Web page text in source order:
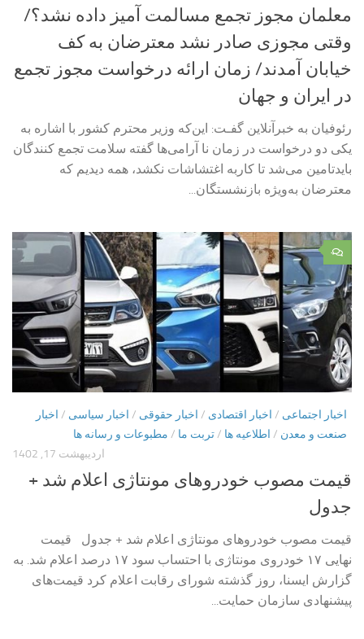
معلمان مجوز تجمع مسالمت آمیز داده نشد؟/
وقتی مجوزی صادر نشد معترضان به کف
خیابان آمدند/ زمان ارائه درخواست مجوز تجمع
در ایران و جهان
رئوفیان به خبرآنلاین گفـت: این‌که وزیر محترم کشور با اشاره به
یکی دو درخواست در زمان نا آرامی‌ها گفته سلامت تجمع کنندگان
بایدتامین می‌شد تا کاربه اغتشاشات نکشد، همه دیدیم که
معترضان به‌ویژه بازنشستگان...
۰
اخبار اجتماعی / اخبار اقتصادی / اخبار حقوقی / اخبار سیاسی / اخبار
صنعت و معدن / اطلاعیه ها /تربت ما / مطبوعات و رسانه ها
اردیبهشت 17, 1402
قیمت مصوب خودروهای مونتاژی اعلام شد +
جدول
قیمت مصوب خودروهای مونتاژی اعلام شد + جدول قیمت
نهایی ۱۷ خودروی مونتاژی با احتساب سود ۱۷ درصد اعلام شد. به
گزارش ایسنا، روز گذشته شورای رقابت اعلام کرد قیمت‌های
پیشنهادی سازمان حمایت...